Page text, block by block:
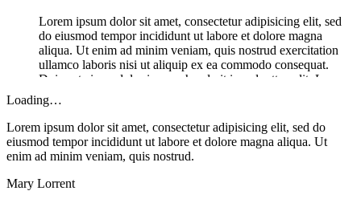
Lorem ipsum dolor sit amet, consectetur adipisicing elit, sed
do eiusmod tempor incididunt ut labore et dolore magna
aliqua. Ut enim ad minim veniam, quis nostrud exercitation
ullamco laboris nisi ut aliquip ex ea commodo consequat.
Duis aute irure dolor in reprehenderit in voluptte velit. Lorem
Loading…
Lorem ipsum dolor sit amet, consectetur adipisicing elit, sed do
eiusmod tempor incididunt ut labore et dolore magna aliqua. Ut
enim ad minim veniam, quis nostrud.
Mary Lorrent